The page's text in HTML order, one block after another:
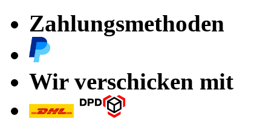
Zahlungsmethoden
Wir verschicken mit